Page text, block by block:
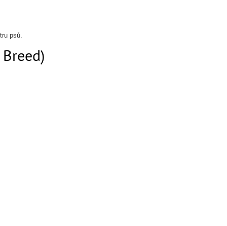
psů.